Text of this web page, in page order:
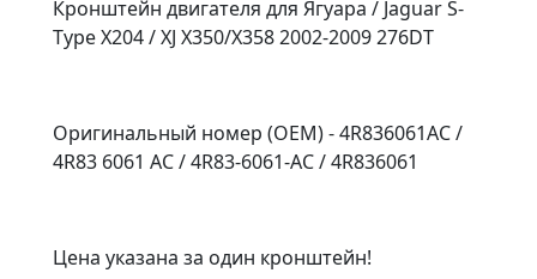
Кронштейн двигателя для Ягуара / Jaguar S-
Type X204 / XJ X350/X358 2002-2009 276DT
Оригинальный номер (OEM) - 4R836061AC /
4R83 6061 AC / 4R83-6061-AC / 4R836061
Цена указана за один кронштейн!